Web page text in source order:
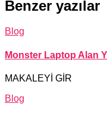
Benzer yazılar
Blog
Monster Laptop Alan
MAKALEYİ GİR
Blog